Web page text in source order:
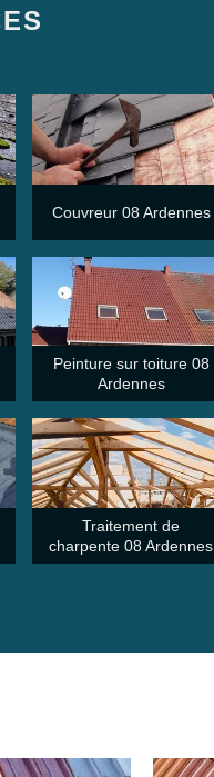
Couvreur 08 Ardennes
Peinture sur toiture 08
Ardennes
Traitement de
charpente 08 Ardennes